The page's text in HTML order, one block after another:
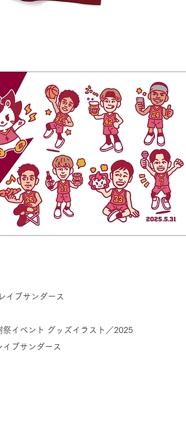
イブサンダース
イベント グッズイラスト／2025
ブサンダース